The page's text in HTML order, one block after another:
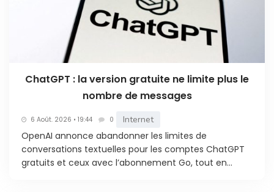
ChatGPT : la version gratuite ne limite plus le
nombre de messages
6 Août. 2026 • 19:44 0 Internet
OpenAI annonce abandonner les limites de
conversations textuelles pour les comptes ChatGPT
gratuits et ceux avec l’abonnement Go, tout en...